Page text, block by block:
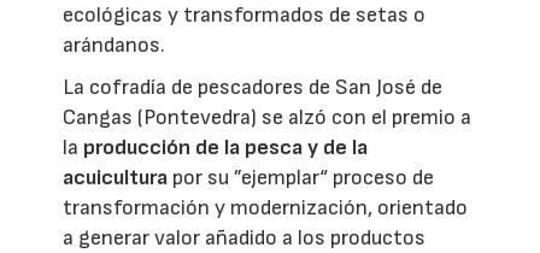
ecológicas y transformados de setas o
arándanos.
La cofradía de pescadores de San José de
Cangas (Pontevedra) se alzó con el premio a
la producción de la pesca y de la
acuicultura por su ”ejemplar“ proceso de
transformación y modernización, orientado
a generar valor añadido a los productos